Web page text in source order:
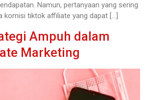
Namun, pertanyaan yang sering
komisi tiktok affiliate yang dapat […]
Ampuh dalam
Marketing